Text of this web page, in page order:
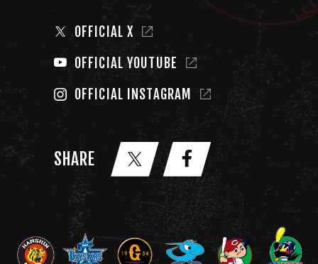
OFFICIAL X
OFFICIAL YOUTUBE
OFFICIAL INSTAGRAM
SHARE